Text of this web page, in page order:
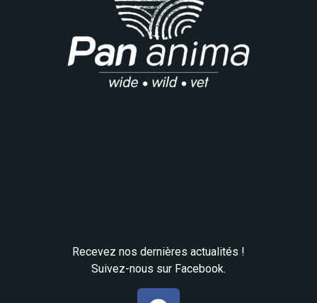
Recevez nos dernières actualités !
Suivez-nous sur Facebook.